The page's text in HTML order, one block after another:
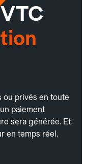
ou privés en toute
paiement
sera générée. Et
en temps réel.